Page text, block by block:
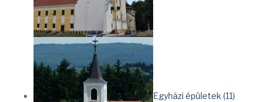
Egyházi épületek (11)